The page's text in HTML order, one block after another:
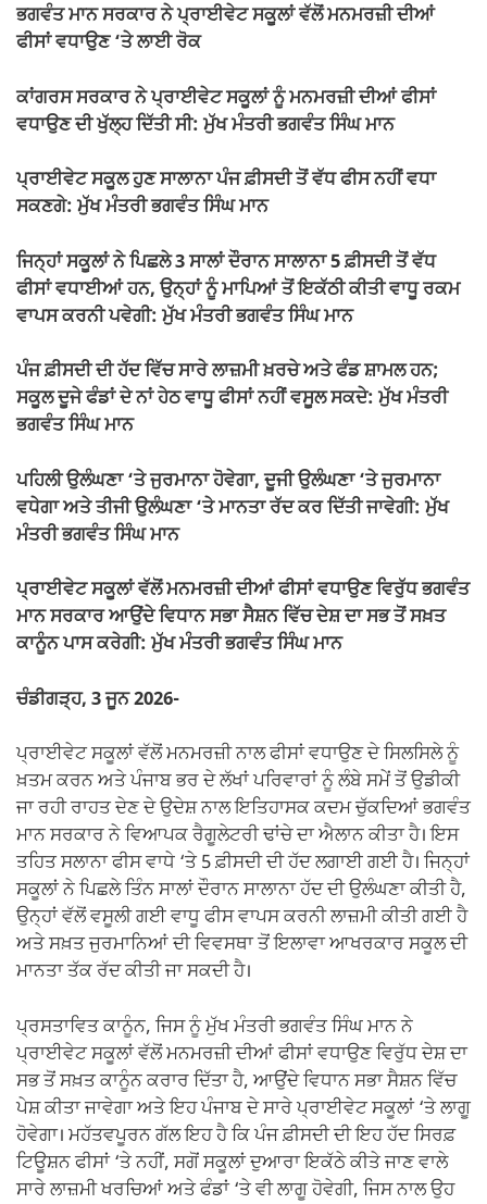
e
b
o
o
k
s
A
p
p
gr
a
m
y
n
k
e
ਭਗਵੰਤ ਮਾਨ ਸਰਕਾਰ ਨੇ ਪ੍ਰਾਈਵੇਟ ਸਕੂਲਾਂ ਵੱਲੋਂ ਮਨਮਰਜ਼ੀ ਦੀਆਂ
ਫੀਸਾਂ ਵਧਾਉਣ ‘ਤੇ ਲਾਈ ਰੋਕ
ਕਾਂਗਰਸ ਸਰਕਾਰ ਨੇ ਪ੍ਰਾਈਵੇਟ ਸਕੂਲਾਂ ਨੂੰ ਮਨਮਰਜ਼ੀ ਦੀਆਂ ਫੀਸਾਂ
ਵਧਾਉਣ ਦੀ ਖੁੱਲ੍ਹ ਦਿੱਤੀ ਸੀ: ਮੁੱਖ ਮੰਤਰੀ ਭਗਵੰਤ ਸਿੰਘ ਮਾਨ
ਪ੍ਰਾਈਵੇਟ ਸਕੂਲ ਹੁਣ ਸਾਲਾਨਾ ਪੰਜ ਫ਼ੀਸਦੀ ਤੋਂ ਵੱਧ ਫੀਸ ਨਹੀਂ ਵਧਾ
ਸਕਣਗੇ: ਮੁੱਖ ਮੰਤਰੀ ਭਗਵੰਤ ਸਿੰਘ ਮਾਨ
ਜਿਨ੍ਹਾਂ ਸਕੂਲਾਂ ਨੇ ਪਿਛਲੇ 3 ਸਾਲਾਂ ਦੌਰਾਨ ਸਾਲਾਨਾ 5 ਫ਼ੀਸਦੀ ਤੋਂ ਵੱਧ
ਫੀਸਾਂ ਵਧਾਈਆਂ ਹਨ, ਉਨ੍ਹਾਂ ਨੂੰ ਮਾਪਿਆਂ ਤੋਂ ਇਕੱਠੀ ਕੀਤੀ ਵਾਧੂ ਰਕਮ
ਵਾਪਸ ਕਰਨੀ ਪਵੇਗੀ: ਮੁੱਖ ਮੰਤਰੀ ਭਗਵੰਤ ਸਿੰਘ ਮਾਨ
ਪੰਜ ਫ਼ੀਸਦੀ ਦੀ ਹੱਦ ਵਿੱਚ ਸਾਰੇ ਲਾਜ਼ਮੀ ਖ਼ਰਚੇ ਅਤੇ ਫੰਡ ਸ਼ਾਮਲ ਹਨ;
ਸਕੂਲ ਦੂਜੇ ਫੰਡਾਂ ਦੇ ਨਾਂ ਹੇਠ ਵਾਧੂ ਫੀਸਾਂ ਨਹੀਂ ਵਸੂਲ ਸਕਦੇ: ਮੁੱਖ ਮੰਤਰੀ
ਭਗਵੰਤ ਸਿੰਘ ਮਾਨ
ਪਹਿਲੀ ਉਲੰਘਣਾ ‘ਤੇ ਜੁਰਮਾਨਾ ਹੋਵੇਗਾ, ਦੂਜੀ ਉਲੰਘਣਾ ‘ਤੇ ਜੁਰਮਾਨਾ
ਵਧੇਗਾ ਅਤੇ ਤੀਜੀ ਉਲੰਘਣਾ ‘ਤੇ ਮਾਨਤਾ ਰੱਦ ਕਰ ਦਿੱਤੀ ਜਾਵੇਗੀ: ਮੁੱਖ
ਮੰਤਰੀ ਭਗਵੰਤ ਸਿੰਘ ਮਾਨ
ਪ੍ਰਾਈਵੇਟ ਸਕੂਲਾਂ ਵੱਲੋਂ ਮਨਮਰਜ਼ੀ ਦੀਆਂ ਫੀਸਾਂ ਵਧਾਉਣ ਵਿਰੁੱਧ ਭਗਵੰਤ
ਮਾਨ ਸਰਕਾਰ ਆਉਂਦੇ ਵਿਧਾਨ ਸਭਾ ਸੈਸ਼ਨ ਵਿੱਚ ਦੇਸ਼ ਦਾ ਸਭ ਤੋਂ ਸਖ਼ਤ
ਕਾਨੂੰਨ ਪਾਸ ਕਰੇਗੀ: ਮੁੱਖ ਮੰਤਰੀ ਭਗਵੰਤ ਸਿੰਘ ਮਾਨ
ਚੰਡੀਗੜ੍ਹ, 3 ਜੂਨ 2026-
ਪ੍ਰਾਈਵੇਟ ਸਕੂਲਾਂ ਵੱਲੋਂ ਮਨਮਰਜ਼ੀ ਨਾਲ ਫੀਸਾਂ ਵਧਾਉਣ ਦੇ ਸਿਲਸਿਲੇ ਨੂੰ
ਖ਼ਤਮ ਕਰਨ ਅਤੇ ਪੰਜਾਬ ਭਰ ਦੇ ਲੱਖਾਂ ਪਰਿਵਾਰਾਂ ਨੂੰ ਲੰਬੇ ਸਮੇਂ ਤੋਂ ਉਡੀਕੀ
ਜਾ ਰਹੀ ਰਾਹਤ ਦੇਣ ਦੇ ਉਦੇਸ਼ ਨਾਲ ਇਤਿਹਾਸਕ ਕਦਮ ਚੁੱਕਦਿਆਂ ਭਗਵੰਤ
ਮਾਨ ਸਰਕਾਰ ਨੇ ਵਿਆਪਕ ਰੈਗੂਲੇਟਰੀ ਢਾਂਚੇ ਦਾ ਐਲਾਨ ਕੀਤਾ ਹੈ। ਇਸ
ਤਹਿਤ ਸਲਾਨਾ ਫੀਸ ਵਾਧੇ ‘ਤੇ 5 ਫ਼ੀਸਦੀ ਦੀ ਹੱਦ ਲਗਾਈ ਗਈ ਹੈ। ਜਿਨ੍ਹਾਂ
ਸਕੂਲਾਂ ਨੇ ਪਿਛਲੇ ਤਿੰਨ ਸਾਲਾਂ ਦੌਰਾਨ ਸਾਲਾਨਾ ਹੱਦ ਦੀ ਉਲੰਘਣਾ ਕੀਤੀ ਹੈ,
ਉਨ੍ਹਾਂ ਵੱਲੋਂ ਵਸੂਲੀ ਗਈ ਵਾਧੂ ਫੀਸ ਵਾਪਸ ਕਰਨੀ ਲਾਜ਼ਮੀ ਕੀਤੀ ਗਈ ਹੈ
ਅਤੇ ਸਖ਼ਤ ਜੁਰਮਾਨਿਆਂ ਦੀ ਵਿਵਸਥਾ ਤੋਂ ਇਲਾਵਾ ਆਖਰਕਾਰ ਸਕੂਲ ਦੀ
ਮਾਨਤਾ ਤੱਕ ਰੱਦ ਕੀਤੀ ਜਾ ਸਕਦੀ ਹੈ।
ਪ੍ਰਸਤਾਵਿਤ ਕਾਨੂੰਨ, ਜਿਸ ਨੂੰ ਮੁੱਖ ਮੰਤਰੀ ਭਗਵੰਤ ਸਿੰਘ ਮਾਨ ਨੇ
ਪ੍ਰਾਈਵੇਟ ਸਕੂਲਾਂ ਵੱਲੋਂ ਮਨਮਰਜ਼ੀ ਦੀਆਂ ਫੀਸਾਂ ਵਧਾਉਣ ਵਿਰੁੱਧ ਦੇਸ਼ ਦਾ
ਸਭ ਤੋਂ ਸਖ਼ਤ ਕਾਨੂੰਨ ਕਰਾਰ ਦਿੱਤਾ ਹੈ, ਆਉਂਦੇ ਵਿਧਾਨ ਸਭਾ ਸੈਸ਼ਨ ਵਿੱਚ
ਪੇਸ਼ ਕੀਤਾ ਜਾਵੇਗਾ ਅਤੇ ਇਹ ਪੰਜਾਬ ਦੇ ਸਾਰੇ ਪ੍ਰਾਈਵੇਟ ਸਕੂਲਾਂ ‘ਤੇ ਲਾਗੂ
ਹੋਵੇਗਾ। ਮਹੱਤਵਪੂਰਨ ਗੱਲ ਇਹ ਹੈ ਕਿ ਪੰਜ ਫ਼ੀਸਦੀ ਦੀ ਇਹ ਹੱਦ ਸਿਰਫ਼
ਟਿਊਸ਼ਨ ਫੀਸਾਂ ‘ਤੇ ਨਹੀਂ, ਸਗੋਂ ਸਕੂਲਾਂ ਦੁਆਰਾ ਇਕੱਠੇ ਕੀਤੇ ਜਾਣ ਵਾਲੇ
ਸਾਰੇ ਲਾਜ਼ਮੀ ਖਰਚਿਆਂ ਅਤੇ ਫੰਡਾਂ ‘ਤੇ ਵੀ ਲਾਗੂ ਹੋਵੇਗੀ, ਜਿਸ ਨਾਲ ਉਹ